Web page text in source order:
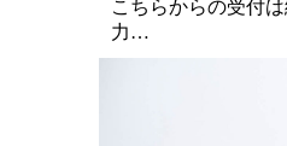
こちらからの受付
力…